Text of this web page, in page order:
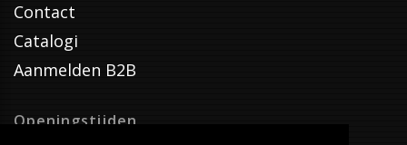
Contact
Catalogi
Aanmelden B2B
Openingstijden